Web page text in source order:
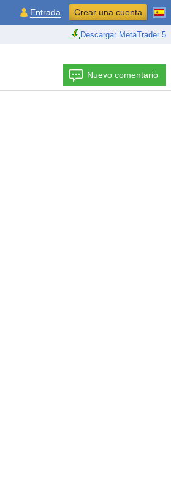
Descargar MetaTrader 5
Entrada Crear una cuenta
Nuevo comentario